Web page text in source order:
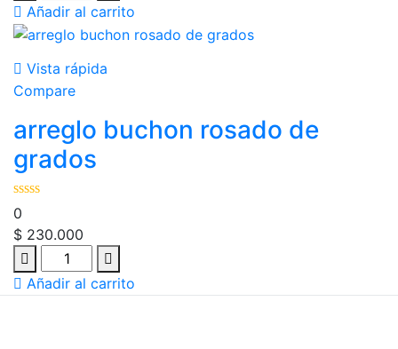
Añadir al carrito
Vista rápida
Compare
arreglo buchon rosado de
grados
0
$ 230.000
Añadir al carrito